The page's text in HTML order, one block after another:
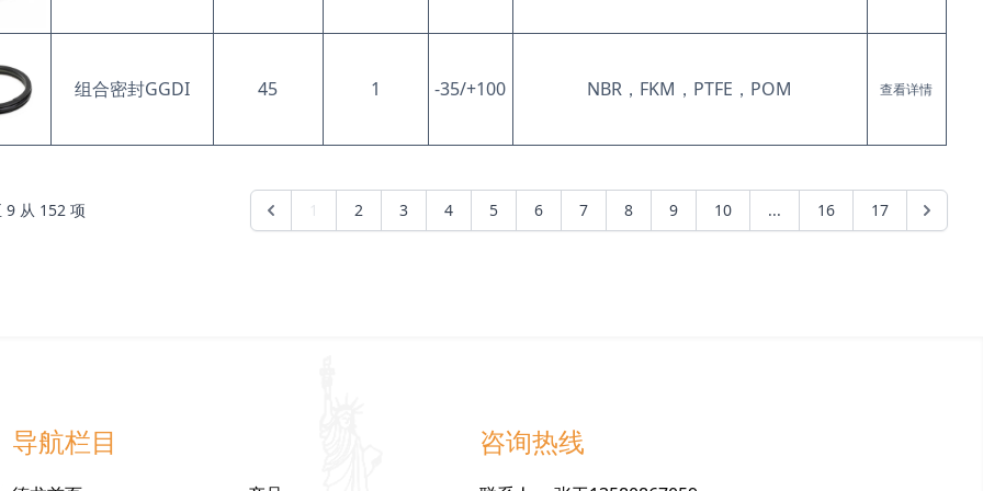
组合密封GGDI 45 1 -35/+100 NBR，FKM，PTFE，POM 查看详情
9从 152项 1 2 3 4 5 6 7 8 9 10 ... 16 17
导航栏目 咨询热线